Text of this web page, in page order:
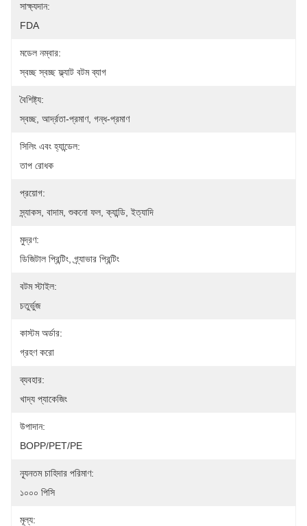
সাক্ষ্যদান:
FDA
মডেল নম্বার:
স্বচ্ছ স্বচ্ছ ফ্ল্যাট বটম ব্যাগ
বৈশিষ্ট্য:
স্বচ্ছ, আর্দ্রতা-প্রমাণ, গন্ধ-প্রমাণ
সিলিং এবং হ্যান্ডেল:
তাপ রোধক
প্রয়োগ:
স্ন্যাকস, বাদাম, শুকনো ফল, ক্যান্ডি, ইত্যাদি
মুদ্রণ:
ডিজিটাল প্রিন্টিং, গ্র্যাভার প্রিন্টিং
বটম স্টাইল:
চতুর্ভুজ
কাস্টম অর্ডার:
গ্রহণ করো
ব্যবহার:
খাদ্য প্যাকেজিং
উপাদান:
BOPP/PET/PE
ন্যূনতম চাহিদার পরিমাণ:
১০০০ পিসি
মূল্য: